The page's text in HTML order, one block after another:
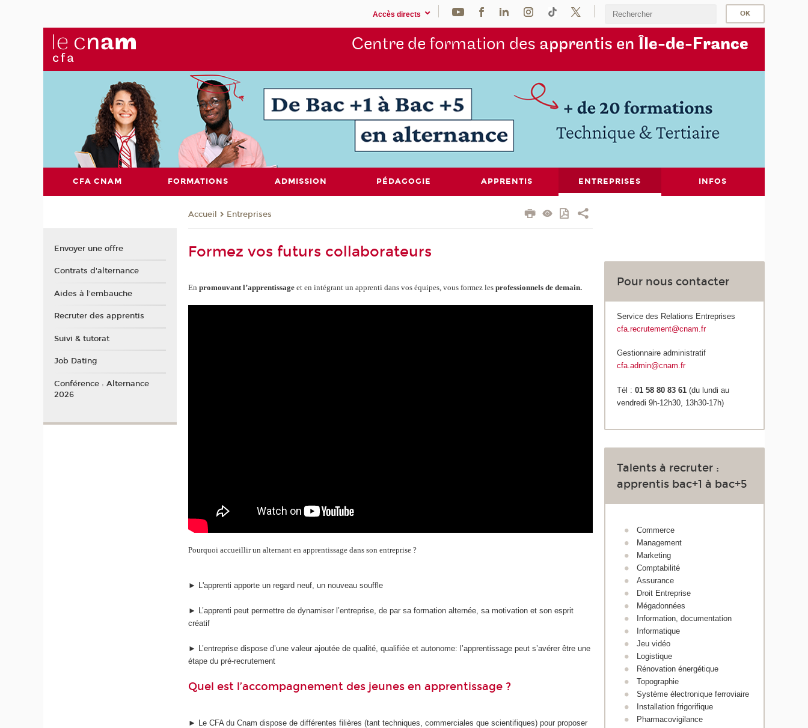
Accès directs
Centre de formation des apprentis en Île-de-France
CFA CNAM FORMATIONS ADMISSION PÉDAGOGIE APPRENTIS ENTREPRISES INFOS
Accueil Entreprises
Formez vos futurs collaborateurs
Enpromouvant l’apprentissage et en intégrant un apprenti dans vos équipes, vous formez lesprofessionnels de demain.
Pourquoi accueillir un alternant en apprentissage dans son entreprise ?
► L'apprenti apporte un regard neuf, un nouveau souffle
► L’apprenti peut permettre de dynamiser l’entreprise, de par sa formation alternée, sa motivation et son esprit
créatif
► L’entreprise dispose d’une valeur ajoutée de qualité, qualifiée et autonome: l’apprentissage peut s’avérer être une
étape du pré-recrutement
Quel est l’accompagnement des jeunes en apprentissage ?
► Le CFA du Cnam dispose de différentes filières (tant techniques, commerciales que scientifiques) pour proposer
Pour nous contacter
Service des Relations Entreprises
cfa.recrutement@cnam.fr
Gestionnaire administratif
cfa.admin@cnam.fr
Tél :01 58 80 83 61 (du lundi au
vendredi 9h-12h30, 13h30-17h)
Talents à recruter :
apprentis bac+1 à bac+5
Commerce
Management
Marketing
Comptabilité
Assurance
Droit Entreprise
Mégadonnées
Information, documentation
Informatique
Jeu vidéo
Logistique
Rénovation énergétique
Topographie
Système électronique ferroviaire
Installation frigorifique
Pharmacovigilance
Envoyer une offre
Contrats d'alternance
Aides à l'embauche
Recruter des apprentis
Suivi & tutorat
Job Dating
Conférence : Alternance
2026